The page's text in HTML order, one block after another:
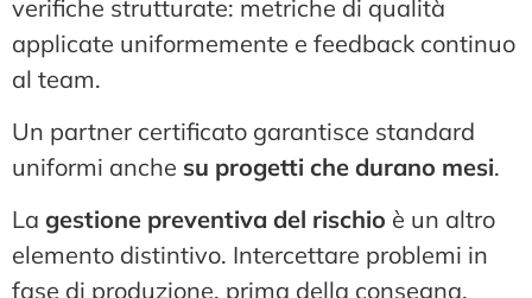
verifiche strutturate: metriche di qualità
applicate uniformemente e feedback continuo
al team.
Un partner certificato garantisce standard
uniformi anche su progetti che durano mesi.
La gestione preventiva del rischio è un altro
elemento distintivo. Intercettare problemi in
fase di produzione, prima della consegna,